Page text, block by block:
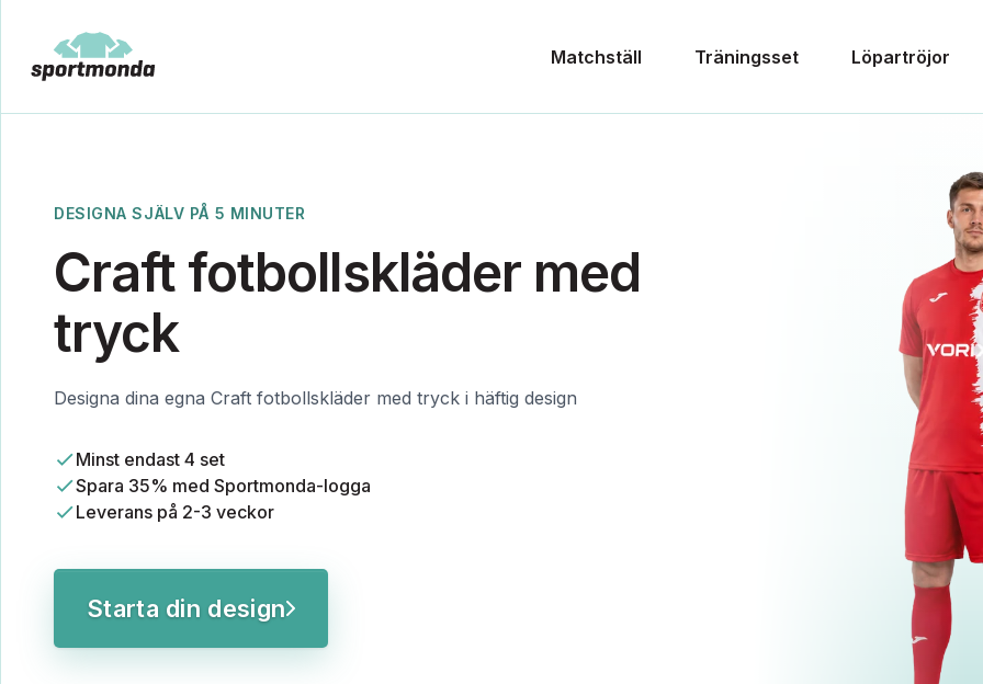
Matchställ Träningsset Löpartröjor
DESIGNA SJÄLV PÅ 5 MINUTER
Craft fotbollskläder med
tryck
Designa dina egna Craft fotbollskläder med tryck i häftig design
Minst endast 4 set
Spara 35% med Sportmonda-logga
Leverans på 2-3 veckor
Starta din design